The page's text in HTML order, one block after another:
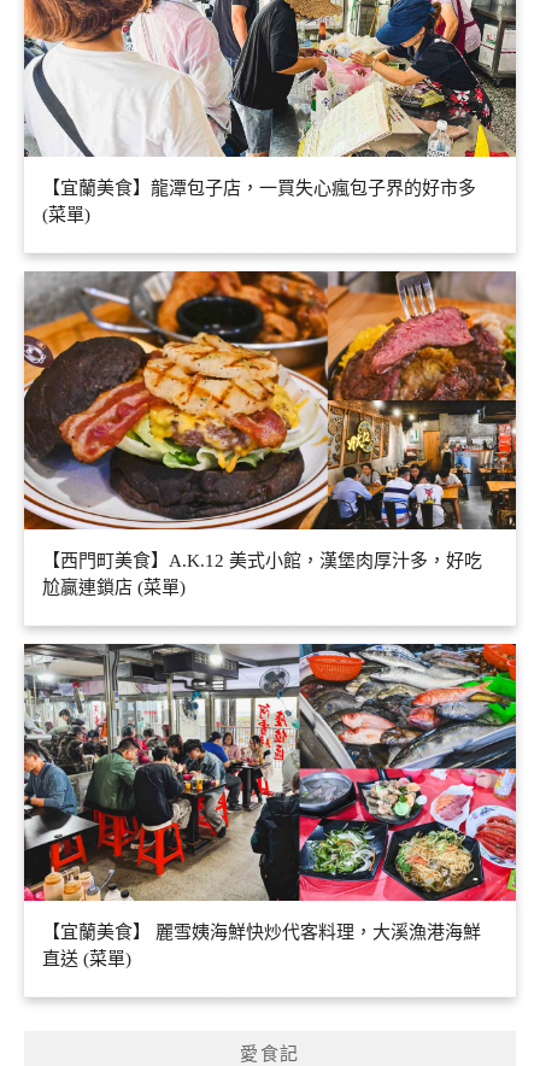
【宜蘭美食】龍潭包子店，一買失心瘋包子界的好市多
(菜單)
【西門町美食】A.K.12 美式小館，漢堡肉厚汁多，好吃
尬贏連鎖店 (菜單)
【宜蘭美食】 麗雪姨海鮮快炒代客料理，大溪漁港海鮮
直送 (菜單)
愛食記